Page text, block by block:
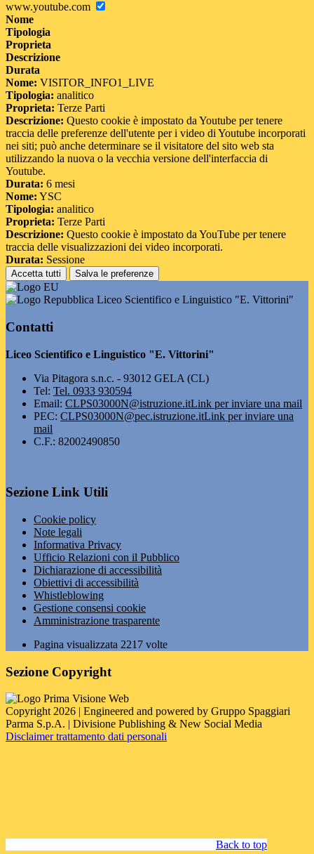
www.youtube.com
Nome
Tipologia
Proprieta
Descrizione
Durata
Nome: VISITOR_INFO1_LIVE
Tipologia: analitico
Proprieta: Terze Parti
Descrizione: Questo cookie è impostato da Youtube per tenere
traccia delle preferenze dell'utente per i video di Youtube incorporati
nei siti; può anche determinare se il visitatore del sito web sta
utilizzando la nuova o la vecchia versione dell'interfaccia di
Youtube.
Durata: 6 mesi
Nome: YSC
Tipologia: analitico
Proprieta: Terze Parti
Descrizione: Questo cookie è impostato da YouTube per tenere
traccia delle visualizzazioni dei video incorporati.
Durata: Sessione
Accetta tutti Salva le preferenze
Liceo Scientifico e Linguistico "E. Vittorini"
Contatti
Liceo Scientifico e Linguistico "E. Vittorini"
Via Pitagora s.n.c. - 93012 GELA (CL)
Tel: Tel. 0933 930594
Email: CLPS03000N@istruzione.itLink per inviare una mail
PEC: CLPS03000N@pec.istruzione.itLink per inviare una
mail
C.F.: 82002490850
Sezione Link Utili
Cookie policy
Note legali
Informativa Privacy
Ufficio Relazioni con il Pubblico
Dichiarazione di accessibilità
Obiettivi di accessibilità
Whistleblowing
Gestione consensi cookie
Amministrazione trasparente
Pagina visualizzata 2217 volte
Sezione Copyright
Copyright 2026 | Engineered and powered by Gruppo Spaggiari
Parma S.p.A. | Divisione Publishing & New Social Media
Disclaimer trattamento dati personali
Back to top